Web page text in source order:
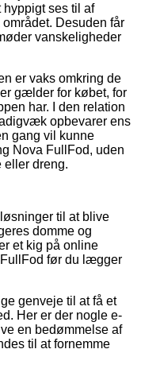
hyppigt ses til af
Desuden får
vanskeligheder
er vaks omkring de
gælder for købet, for
har. I den relation
opbevarer ens
gang vil kunne
Nova FullFod, uden
eller dreng.
til at blive
domme og
et kig på online
før du lægger
genveje til at få et
Her er der nogle e-
en bedømmelse af
til at fornemme